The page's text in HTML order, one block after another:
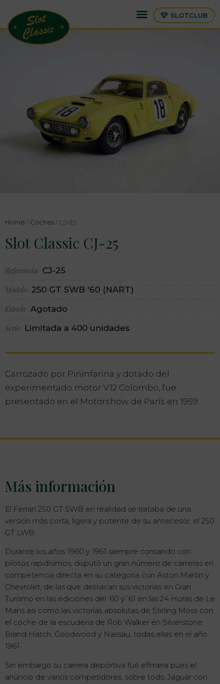
SLOTCLUB
Home / Coches / CJ-25
Slot Classic CJ-25
Referencia CJ-25
Modelo 250 GT SWB '60 (NART)
Estado Agotado
Serie Limitada a 400 unidades
Carrozado por Pininfarina y dotado del
experimentado motor V12 Colombo, fue
presentado en el Motorshow de París en 1959.
Más información
El Ferrari 250 GT SWB en realidad se trataba de una
versión más corta, ligera y potente de su antecesor, el 250
GT LWB.
Durante los años 1960 y 1961 siempre contando con
pilotos rapidísimos, disputó un gran número de carreras en
competencia directa en su categoría con Aston Martin y
Chevrolet, de las que destacan sus victorias en Gran
Turismo en las ediciones del ’60 y ’61 en las 24 Horas de Le
Mans así como las victorias absolutas de Stirling Moss con
el coche de la escudería de Rob Walker en Silverstone,
Brand Hatch, Goodwood y Nassau, todas ellas en el año
1961.
Sin embargo su carrera deportiva fué efímera pues el
anuncio de varios competidores, sobre todo Jaguar con